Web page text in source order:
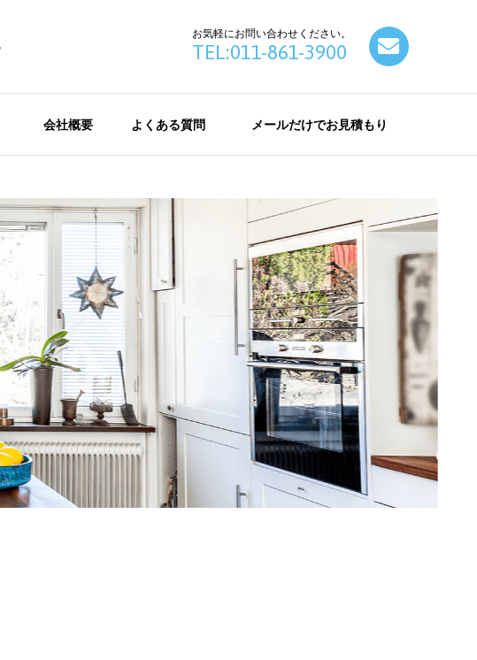
お気軽にお問い合わせください。
TEL:011-861-3900
会社概要 よくある質問 メールだけでお見積もり